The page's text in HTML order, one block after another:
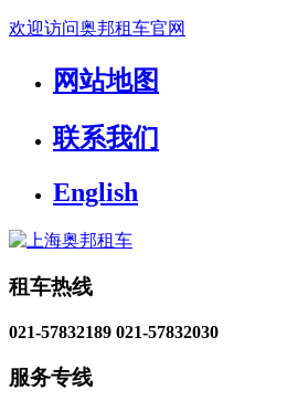
欢迎访问奥邦租车官网
网站地图
联系我们
English
租车热线
021-57832189 021-57832030
服务专线